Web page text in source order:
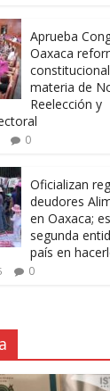
Aprueba
Oaxaca
materia de
Reelección y
0
Oficializan
deudores
en Oaxaca;
segunda
país en
0